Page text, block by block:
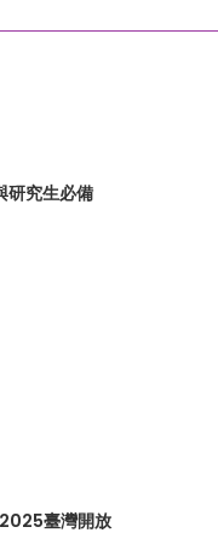
研究生必備
臺灣開放